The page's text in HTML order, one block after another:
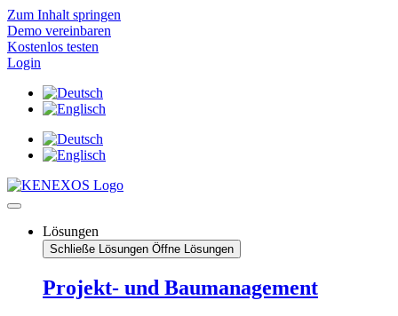
Zum Inhalt springen
Demo vereinbaren
Kostenlos testen
Login
Lösungen
Schließe Lösungen Öffne Lösungen
Projekt- und Baumanagement